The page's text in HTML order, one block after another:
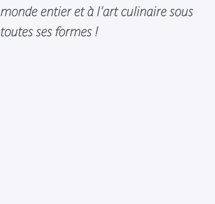
monde entier et à l'art culinaire sous
toutes ses formes !